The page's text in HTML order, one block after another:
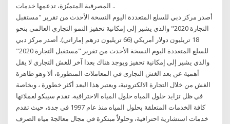
المصرفية المتميّزة، تدعمها خدمات ..
أصدر مركز دبي للسلع المتعددة اليوم النسخة الأحدث من تقرير "مستقبل
التجارة 2020" والذي يشير إلى إمكانية تحفيز النمو التجاري العالمي بنحو
18 تريليون دولار أمريكي (66 تريليون درهم إماراتي). أصدر مركز دبي
للسلع المتعددة اليوم النسخة الأحدث من تقرير "مستقبل التجارة 2020"
والذي يشير إلى إمكانية تحفيز ويوجد هناك بعدا آخر للغش التجاري لا يقل
أهمية عن بعد الغش التجارى في المعاملات المنظورة، ألا وهو ظاهرة
الغش من خلال التجارة الالكترونية، ويعتبر هذا البعد أكثر خطورة ، وبخاصة
في ظل تزايد حلول المياه حلول المياه الاحترافية. تقدم سيبكو لعملائها
كافة الخدمات المتعلقة بحلول المياه منذ عام 1997 في جدة، حيث تقدم
خدمات استشارية احترافية، وحلولاً مبتكرة في مجال معالجة مياه الصرف